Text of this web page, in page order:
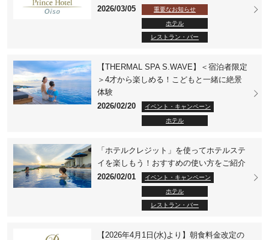
2026/03/05
重要なお知らせ
ホテル
レストラン・バー
【THERMAL SPA S.WAVE】＜宿泊者限定
＞4才から楽しめる！こどもと一緒に絶景
体験
2026/02/20
イベント・キャンペーン
ホテル
「ホテルクレジット」を使ってホテルステ
イを楽しもう！おすすめの使い方をご紹介
2026/02/01
イベント・キャンペーン
ホテル
レストラン・バー
【2026年4月1日(水)より】朝食料金改定の